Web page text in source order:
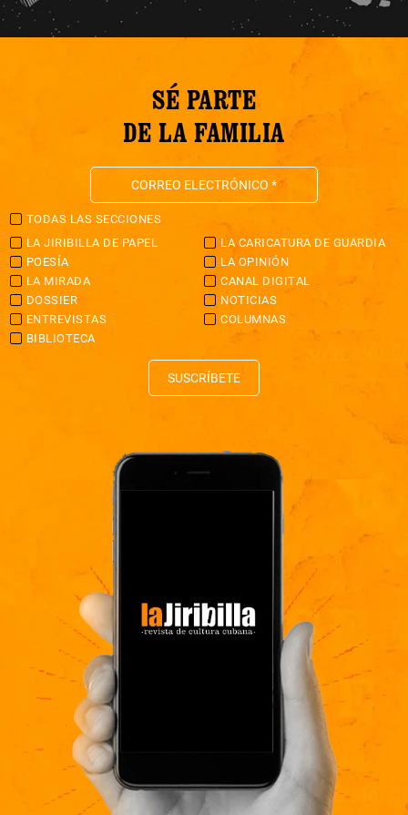
SÉ PARTE
DE LA FAMILIA
TODAS LAS SECCIONES
LA JIRIBILLA DE PAPEL
LA CARICATURA DE GUARDIA
POESÍA
LA OPINIÓN
LA MIRADA
CANAL DIGITAL
DOSSIER
NOTICIAS
ENTREVISTAS
COLUMNAS
BIBLIOTECA
SUSCRÍBETE